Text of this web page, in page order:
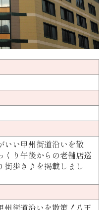
いい甲州街道沿いを散
くり午後からの老舗店巡
街歩き♪を掲載しまし
州街道沿いを散策！八王